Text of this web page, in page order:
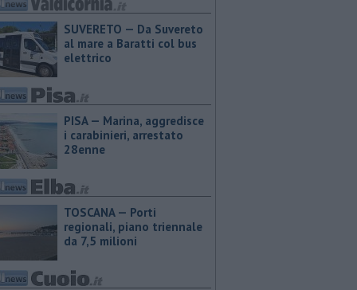
SUVERETO — Da Suvereto
al mare a Baratti col bus
elettrico
PISA — Marina, aggredisce
i carabinieri, arrestato
28enne
TOSCANA — Porti
regionali, piano triennale
da 7,5 milioni